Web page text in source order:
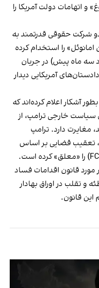
و اتهامات دولت آمریکا را
شرکت حقوقی قدرتمند به
را استخدام کرده
سه ماه پیش) در جریان
آمریکایی دیدار
آشکار اعلام کرده‌اند که
سیاست خارجی ترامپ، از
مغایرت دارد. ترامپ
تعقیب قضایی بر اساس
مورد قانون اقدامات فساد
و تقلب در اوراق بهادار
قانون.